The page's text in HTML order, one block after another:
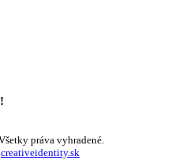
práva vyhradené.
creativeidentity.sk